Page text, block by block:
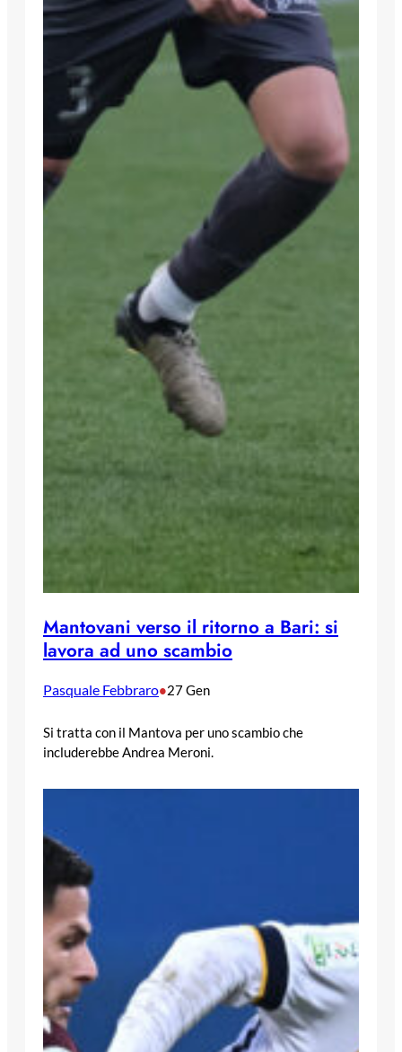
Mantovani verso il ritorno a Bari: si
lavora ad uno scambio
Pasquale Febbraro•27 Gen
Si tratta con il Mantova per uno scambio che
includerebbe Andrea Meroni.